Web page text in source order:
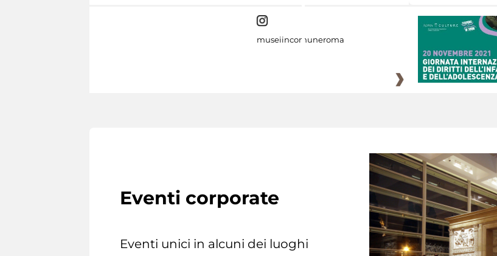
museiincomuneroma
Eventi corporate
Eventi unici in alcuni dei luoghi